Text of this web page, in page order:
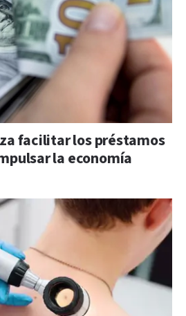
facilitar los préstamos
la economía